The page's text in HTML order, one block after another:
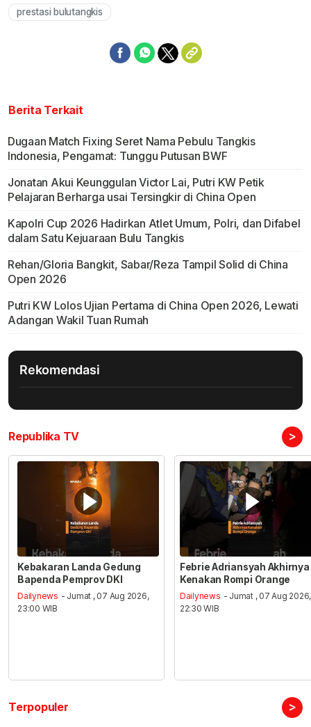
prestasi bulutangkis
Berita Terkait
Dugaan Match Fixing Seret Nama Pebulu Tangkis
Indonesia, Pengamat: Tunggu Putusan BWF
Jonatan Akui Keunggulan Victor Lai, Putri KW Petik
Pelajaran Berharga usai Tersingkir di China Open
Kapolri Cup 2026 Hadirkan Atlet Umum, Polri, dan Difabel
dalam Satu Kejuaraan Bulu Tangkis
Rehan/Gloria Bangkit, Sabar/Reza Tampil Solid di China
Open 2026
Putri KW Lolos Ujian Pertama di China Open 2026, Lewati
Adangan Wakil Tuan Rumah
Rekomendasi
Republika TV >
Kebakaran Landa Gedung
Bapenda Pemprov DKI
Dailynews - Jumat , 07 Aug 2026,
23:00 WIB
Febrie Adriansyah Akhirnya
Kenakan Rompi Orange
Dailynews - Jumat , 07 Aug 2026,
22:30 WIB
Terpopuler >